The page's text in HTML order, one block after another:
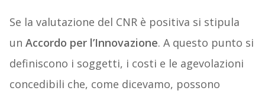
Se la valutazione del CNR è positiva si stipula
un Accordo per l’Innovazione. A questo punto si
definiscono i soggetti, i costi e le agevolazioni
concedibili che, come dicevamo, possono